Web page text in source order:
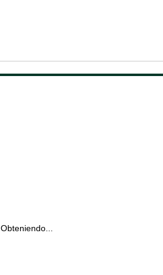
Obteniendo...